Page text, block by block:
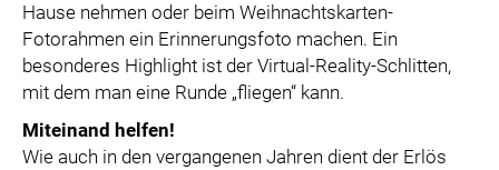
Hause nehmen oder beim Weihnachtskarten-
Fotorahmen ein Erinnerungsfoto machen. Ein
besonderes Highlight ist der Virtual-Reality-Schlitten,
mit dem man eine Runde „fliegen“ kann.
Miteinand helfen!
Wie auch in den vergangenen Jahren dient der Erlös